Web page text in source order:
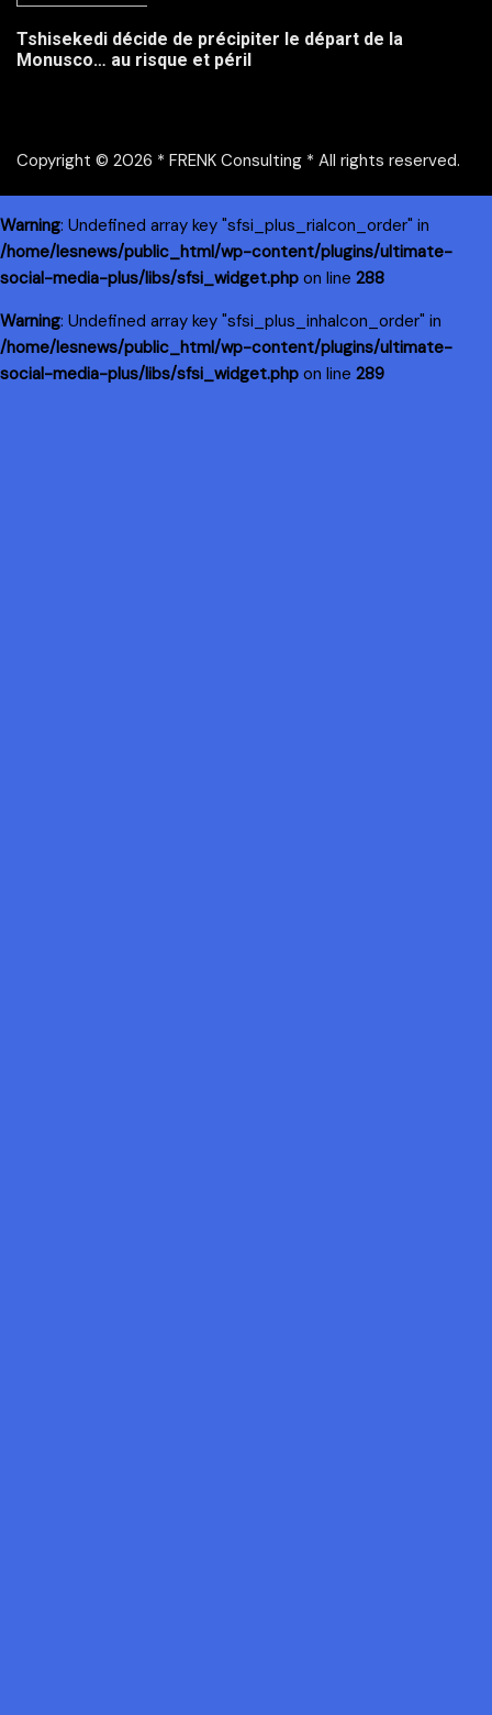
Tshisekedi décide de précipiter le départ de la
Monusco… au risque et péril
Copyright © 2026 * FRENK Consulting * All rights reserved.
Warning: Undefined array key "sfsi_plus_riaIcon_order" in
/home/lesnews/public_html/wp-content/plugins/ultimate-
social-media-plus/libs/sfsi_widget.php on line 288
Warning: Undefined array key "sfsi_plus_inhaIcon_order" in
/home/lesnews/public_html/wp-content/plugins/ultimate-
social-media-plus/libs/sfsi_widget.php on line 289